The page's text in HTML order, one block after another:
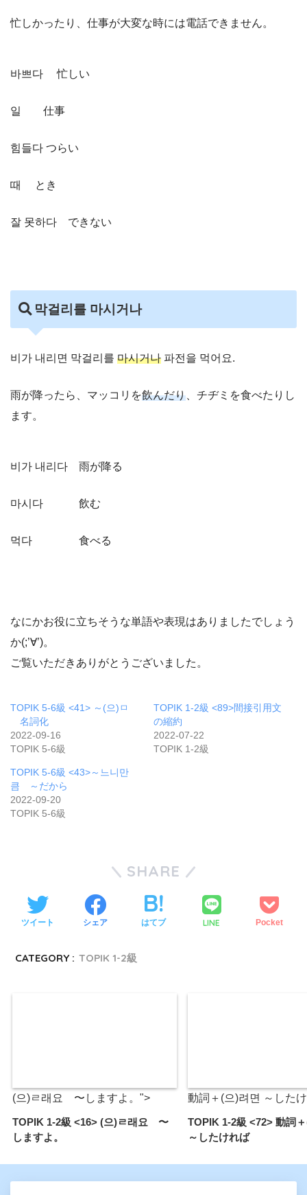
忙しかったり、仕事が大変な時には電話できません。
바쁘다 忙しい
일 仕事
힘들다 つらい
때 とき
잘 못하다 できない
막걸리를 마시거나
비가 내리면 막걸리를 마시거나 파전을 먹어요.
雨が降ったら、マッコリを飲んだり 、チヂミを食べたりし
ます。
비가 내리다 雨が降る
마시다 飲む
먹다 食べる
なにかお役に立ちそうな単語や表現はありましたでしょう
か(;’∀’)。
ご覧いただきありがとうございました。
TOPIK 5-6級 <41> ～(으)ㅁ
名詞化
2022-09-16
TOPIK 5-6級
TOPIK 1-2級 <89>間接引用文
の縮約
2022-07-22
TOPIK 1-2級
TOPIK 5-6級 <43>～느니만
큼 ～だから
2022-09-20
TOPIK 5-6級
SHARE
ツイート シェア はてブ LINE Pocket
CATEGORY : TOPIK 1-2級
(으)ㄹ래요 〜しますよ。">
TOPIK 1-2級 <16> (으)ㄹ래요 〜
しますよ。
動詞＋(으)려면 ～した
TOPIK 1-2級 <72> 動詞
～したければ